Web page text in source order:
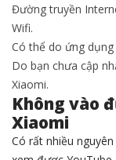
Đường truyền
Wifi.
Có thể do ứng
Do bạn chưa cập
Xiaomi.
Không vào
Xiaomi
Có rất nhiều